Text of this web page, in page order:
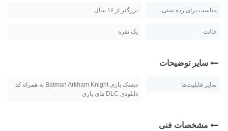
مناسب برای رده سنی بزرگتر از ۱۶ سال
حالت یک نفره
سایر توضیحات
سایر قابلیت‌ها
دیسک بازی Batman Arkham Knight به همراه کد
دانلودی DLC های بازی
مشخصات فنی